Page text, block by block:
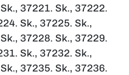
37221. Sk., 37222.
Sk., 37225. Sk.,
37228. Sk., 37229.
Sk., 37232. Sk.,
37235. Sk., 37236.